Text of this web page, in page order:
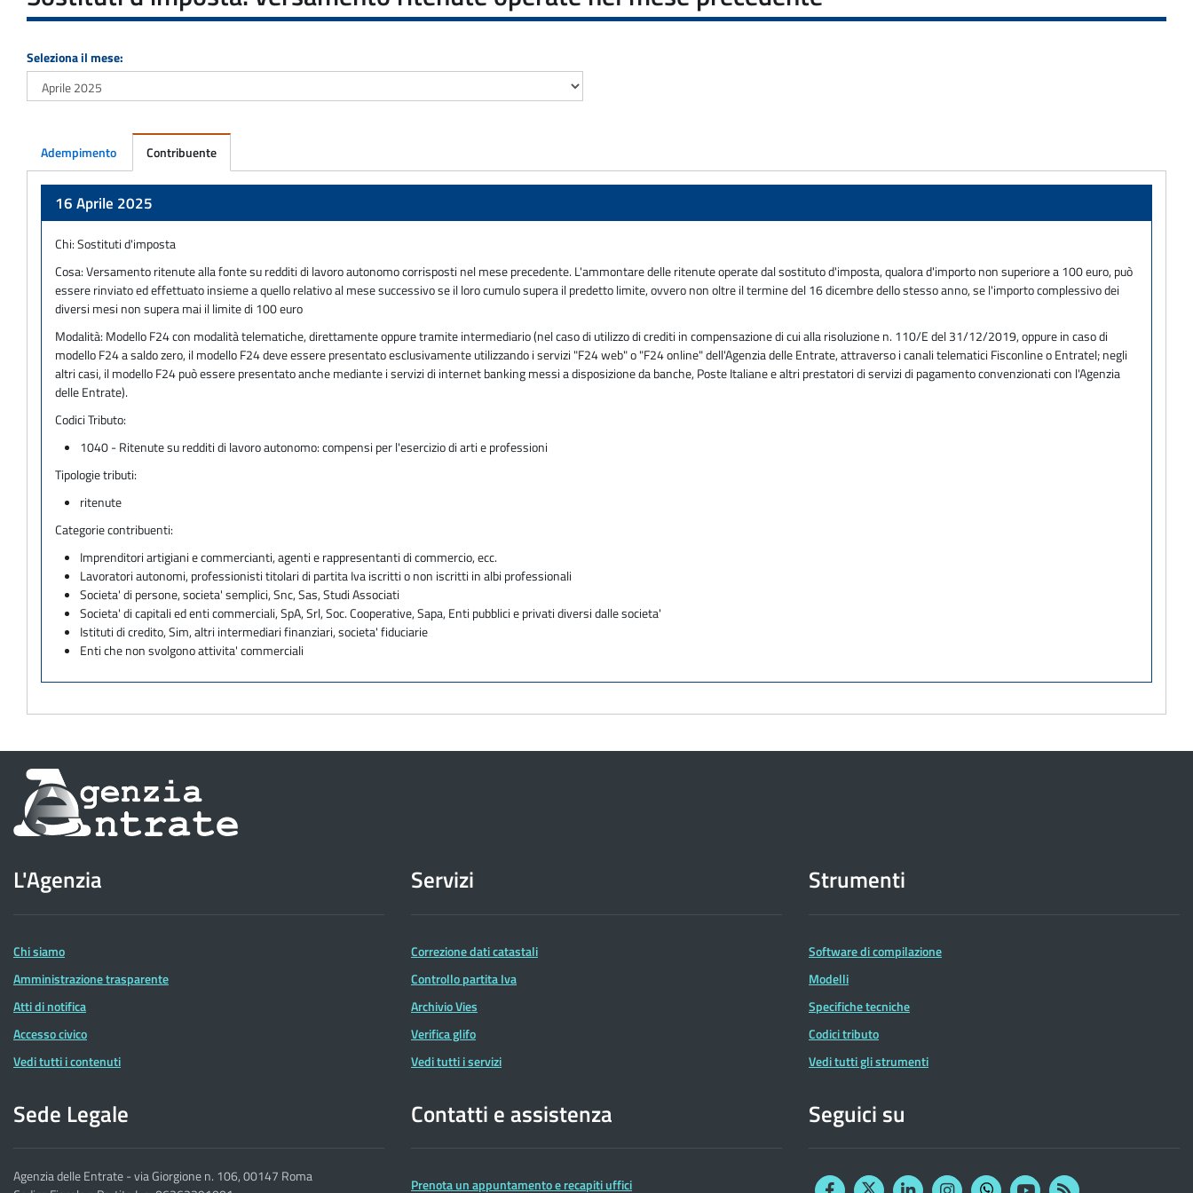
Seleziona il mese:
Adempimento Contribuente
16 Aprile 2025
Chi:Sostituti d'imposta
Cosa:Versamento ritenute alla fonte su redditi di lavoro autonomo corrisposti nel mese precedente. L'ammontare delle ritenute operate dal sostituto d'imposta, qualora d'importo non superiore a 100 euro, può
essere rinviato ed effettuato insieme a quello relativo al mese successivo se il loro cumulo supera il predetto limite, ovvero non oltre il termine del 16 dicembre dello stesso anno, se l'importo complessivo dei
diversi mesi non supera mai il limite di 100 euro
Modalità: Modello F24 con modalità telematiche, direttamente oppure tramite intermediario (nel caso di utilizzo di crediti in compensazione di cui alla risoluzione n. 110/E del 31/12/2019, oppure in caso di
modello F24 a saldo zero, il modello F24 deve essere presentato esclusivamente utilizzando i servizi "F24 web" o "F24 online" dell'Agenzia delle Entrate, attraverso i canali telematici Fisconline o Entratel; negli
altri casi, il modello F24 può essere presentato anche mediante i servizi di internet banking messi a disposizione da banche, Poste Italiane e altri prestatori di servizi di pagamento convenzionati con l'Agenzia
delle Entrate).
Codici Tributo:
1040 - Ritenute su redditi di lavoro autonomo: compensi per l'esercizio di arti e professioni
Tipologie tributi:
ritenute
Categorie contribuenti:
Imprenditori artigiani e commercianti, agenti e rappresentanti di commercio, ecc.
Lavoratori autonomi, professionisti titolari di partita Iva iscritti o non iscritti in albi professionali
Societa' di persone, societa' semplici, Snc, Sas, Studi Associati
Societa' di capitali ed enti commerciali, SpA, Srl, Soc. Cooperative, Sapa, Enti pubblici e privati diversi dalle societa'
Istituti di credito, Sim, altri intermediari finanziari, societa' fiduciarie
Enti che non svolgono attivita' commerciali
Informazioni
sul
dell'Agenzia
delle
Entrate
L'Agenzia
Chi siamo
Amministrazione trasparente
Atti di notifica
Accesso civico
Vedi tutti i contenuti
Servizi
Correzione dati catastali
Controllo partita Iva
Archivio Vies
Verifica glifo
Vedi tutti i servizi
Strumenti
Software di compilazione
Modelli
Specifiche tecniche
Codici tributo
Vedi tutti gli strumenti
Sede Legale
Agenzia delle Entrate - via Giorgione n. 106, 00147 Roma
Contatti e assistenza
Prenota un appuntamento e recapiti uffici
Seguici su